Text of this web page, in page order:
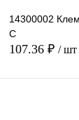
14300002
С
107.36 ₽ / шт